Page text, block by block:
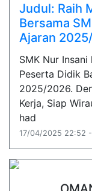
Judul: Raih
Bersama
Ajaran
SMK Nur
Peserta Didik
2025/2026.
Kerja, Siap
had
17/04/2025 22:52